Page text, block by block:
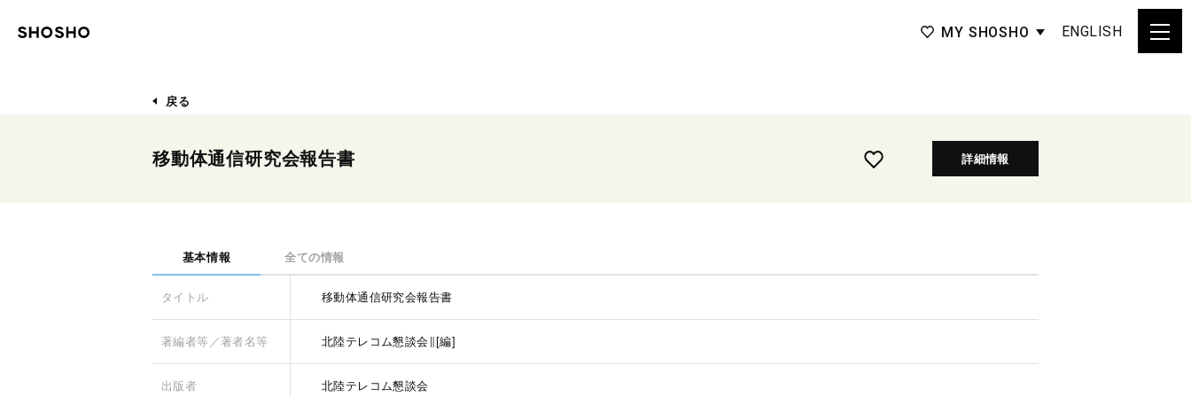
MY SHOSHO ENGLISH
戻る
移動体通信研究会報告書 詳細情報
基本情報 全ての情報
タイトル 移動体通信研究会報告書
著編者等／著者名等 北陸テレコム懇談会∥[編]
出版者 北陸テレコム懇談会